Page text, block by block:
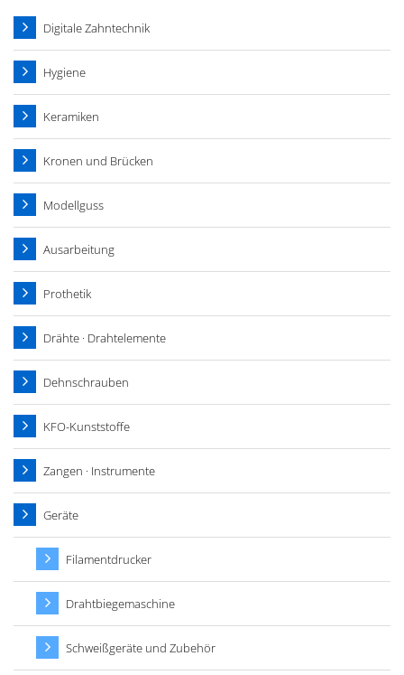
Digitale Zahntechnik
Hygiene
Keramiken
Kronen und Brücken
Modellguss
Ausarbeitung
Prothetik
Drähte · Drahtelemente
Dehnschrauben
KFO-Kunststoffe
Zangen · Instrumente
Geräte
Filamentdrucker
Drahtbiegemaschine
Schweißgeräte und Zubehör